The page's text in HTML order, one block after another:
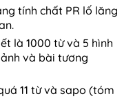
tính chất PR lố lăng
là 1000 từ và 5 hình
và bài tương
11 từ và sapo (tóm